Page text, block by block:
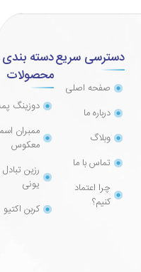
دسترسی سریع
صفحه اصلی
درباره ما
وبلاگ
تماس با ما
چرا اعتماد
کنیم؟
دسته بندی
محصولات
دوزینگ
ممبران
معکوس
رزین تبادل
یونی
کربن اکتیو